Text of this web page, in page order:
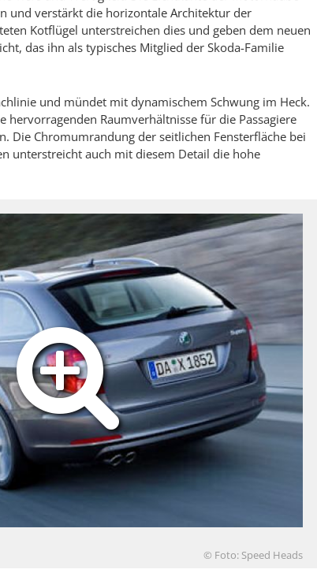
und verstärkt die horizontale Architektur der
Kotflügel unterstreichen dies und geben dem neuen
das ihn als typisches Mitglied der Skoda-Familie
und mündet mit dynamischem Schwung im Heck.
hervorragenden Raumverhältnisse für die Passagiere
Die Chromumrandung der seitlichen Fensterfläche bei
unterstreicht auch mit diesem Detail die hohe
© Foto: Speed Heads